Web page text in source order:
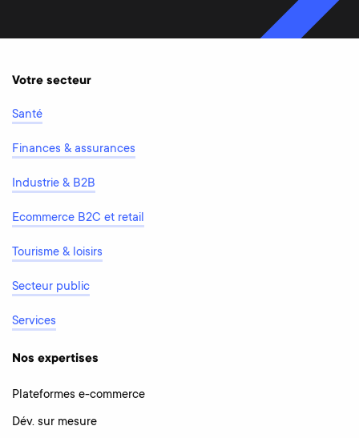
Votre secteur
Santé
Finances & assurances
Industrie & B2B
Ecommerce B2C et retail
Tourisme & loisirs
Secteur public
Services
Nos expertises
Plateformes e-commerce
Dév. sur mesure